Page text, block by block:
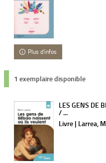
Plus d'infos
1 exemplaire disponible
LES GENS DE
/ ...
Livre | Larrea,